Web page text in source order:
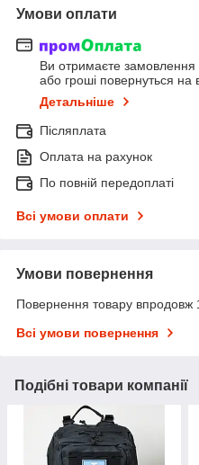
Умови оплати
Ви отримаєте замовлення
або гроші повернуться на
Детальніше
Післяплата
Оплата на рахунок
По повній передоплаті
Всі умови оплати
Умови повернення
Повернення товару впродовж
Всі умови повернення
Подібні товари компанії